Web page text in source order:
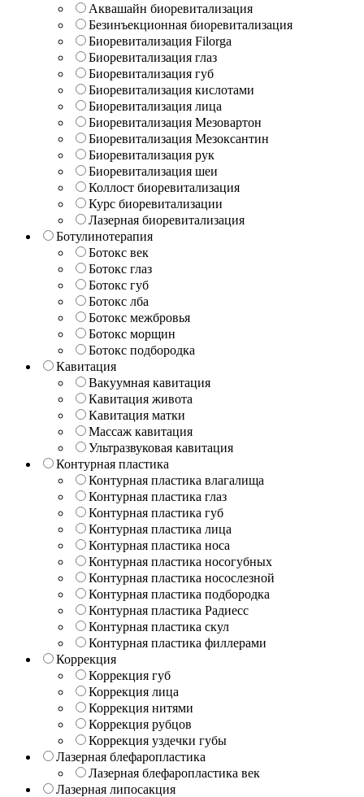
Аквашайн биоревитализация
Безинъекционная биоревитализация
Биоревитализация Filorga
Биоревитализация глаз
Биоревитализация губ
Биоревитализация кислотами
Биоревитализация лица
Биоревитализация Мезовартон
Биоревитализация Мезоксантин
Биоревитализация рук
Биоревитализация шеи
Коллост биоревитализация
Курс биоревитализации
Лазерная биоревитализация
Ботулинотерапия
Ботокс век
Ботокс глаз
Ботокс губ
Ботокс лба
Ботокс межбровья
Ботокс морщин
Ботокс подбородка
Кавитация
Вакуумная кавитация
Кавитация живота
Кавитация матки
Массаж кавитация
Ультразвуковая кавитация
Контурная пластика
Контурная пластика влагалища
Контурная пластика глаз
Контурная пластика губ
Контурная пластика лица
Контурная пластика носа
Контурная пластика носогубных
Контурная пластика носослезной
Контурная пластика подбородка
Контурная пластика Радиесс
Контурная пластика скул
Контурная пластика филлерами
Коррекция
Коррекция губ
Коррекция лица
Коррекция нитями
Коррекция рубцов
Коррекция уздечки губы
Лазерная блефаропластика
Лазерная блефаропластика век
Лазерная липосакция